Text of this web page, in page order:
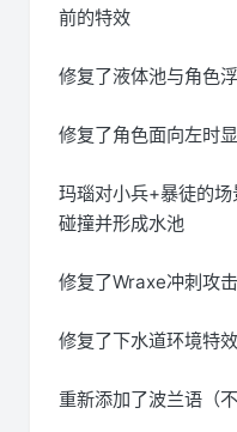
前的特效
修复了液体池与角色
修复了角色面向左时
玛瑙对小兵+暴徒的
碰撞并形成水池
修复了Wraxe冲刺攻
修复了下水道环境特
重新添加了波兰语（